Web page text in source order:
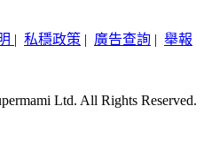
| 私穩政策 | 廣告查詢 | 舉報
Ltd. All Rights Reserved.